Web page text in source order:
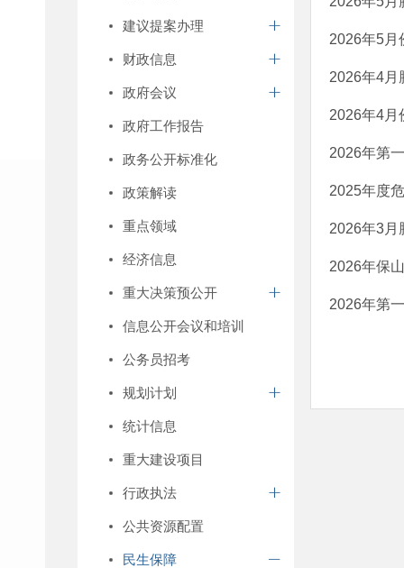
建议提案办理
财政信息
政府会议
政府工作报告
政务公开标准化
政策解读
重点领域
经济信息
重大决策预公开
信息公开会议和培训
公务员招考
规划计划
统计信息
重大建设项目
行政执法
公共资源配置
民生保障
2026年5月
2026年4月
2026年4月
2026年第
2025年度
2026年3月
2026年保
2026年第